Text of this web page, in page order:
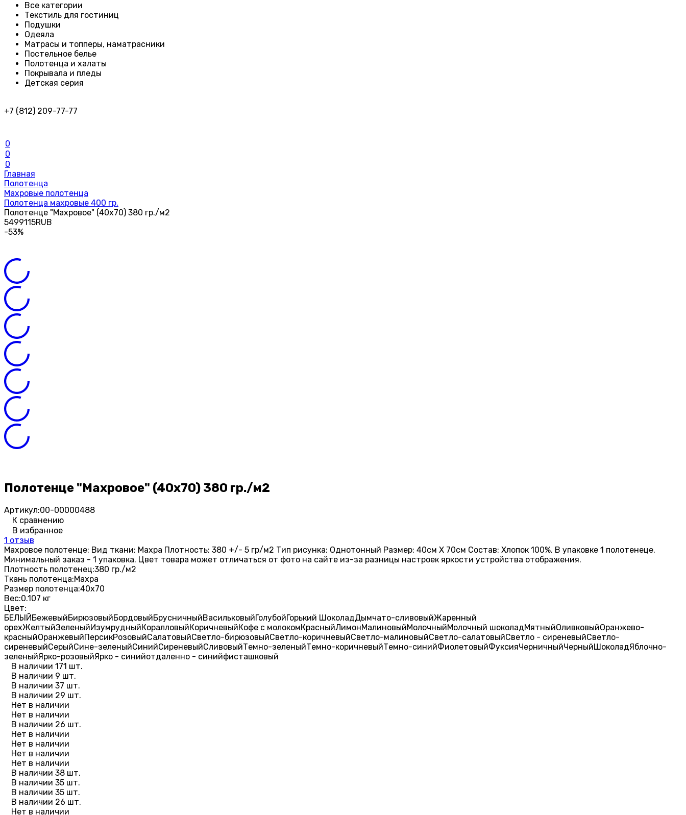
Все категории
Текстиль для гостиниц
Подушки
Одеяла
Матрасы и топперы, наматрасники
Постельное белье
Полотенца и халаты
Покрывала и пледы
Детская серия
+7 (812) 209-77-77
0
0
0
Главная
Полотенца
Махровые полотенца
Полотенца махровые 400 гр.
Полотенце "Махровое" (40х70) 380 гр./м2
5499115RUB
-53%
Полотенце "Махровое" (40х70) 380 гр./м2
Артикул:00-00000488
К сравнению
В избранное
1 отзыв
Махровое полотенце: Вид ткани: Махра Плотность: 380 +/- 5 гр/м2 Тип рисунка: Однотонный Размер: 40см X 70см Состав: Хлопок 100%. В упаковке 1 полотенеце.
Минимальный заказ - 1 упаковка. Цвет товара может отличаться от фото на сайте из-за разницы настроек яркости устройства отображения.
Плотность полотенец:380 гр./м2
Ткань полотенца:Махра
Размер полотенца:40х70
Вес:0.107 кг
Цвет:
БЕЛЫЙБежевыйБирюзовыйБордовыйБрусничныйВасильковыйГолубойГорький ШоколадДымчато-сливовыйЖаренный
орехЖелтыйЗеленыйИзумрудныйКоралловыйКоричневыйКофе с молокомКрасныйЛимонМалиновыйМолочныйМолочный шоколадМятныйОливковыйОранжево-
красныйОранжевыйПерсикРозовыйСалатовыйСветло-бирюзовыйСветло-коричневыйСветло-малиновыйСветло-салатовыйСветло - сиреневыйСветло-
сиреневыйСерыйСине-зеленыйСинийСиреневыйСливовыйТемно-зеленыйТемно-коричневыйТемно-синийФиолетовыйФуксияЧерничныйЧерныйШоколадЯблочно-
зеленыйЯрко-розовыйЯрко - синийотдаленно - синийфисташковый
В наличии 171 шт.
В наличии 9 шт.
В наличии 37 шт.
В наличии 29 шт.
Нет в наличии
Нет в наличии
В наличии 26 шт.
Нет в наличии
Нет в наличии
Нет в наличии
Нет в наличии
В наличии 38 шт.
В наличии 35 шт.
В наличии 35 шт.
В наличии 26 шт.
Нет в наличии